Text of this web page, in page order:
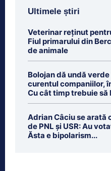
Ultimele știri
Veterinar reținut
Fiul primarului din
de animale
Bolojan dă undă
curentul companiilor,
Cu cât timp trebuie să
Adrian Câciu se arată
de PNL și USR: Au
Ăsta e bipolarism...